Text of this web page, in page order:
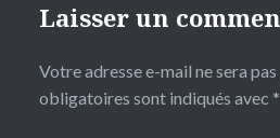
Laisser un
Votre adresse e-mail ne sera
obligatoires sont indiqués avec *